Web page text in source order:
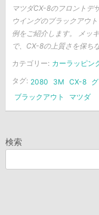
マツダCX-8のフロントデ
ウイングのブラックアウ
例をご紹介します。 メッ
で、CX-8の上質さを保ち
カテゴリー: カーラッピン
タグ: 2080 3M CX-8
ブラックアウト
マツダ
検索